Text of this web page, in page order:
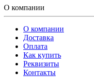
О компании
О компании
Доставка
Оплата
Как купить
Реквизиты
Контакты